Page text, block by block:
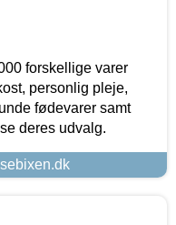
forskellige varer
personlig pleje,
fødevarer samt
deres udvalg.